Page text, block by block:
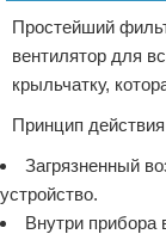
Простейший
вентилятор для
крыльчатку,
Принцип
Загрязненный
устройство.
Внутри прибора